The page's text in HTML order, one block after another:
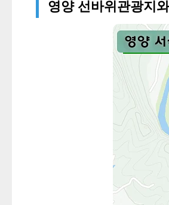
영양 선바위관광지